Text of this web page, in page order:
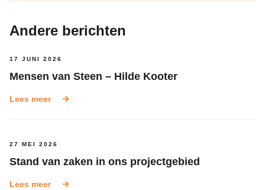
Andere berichten
17 JUNI 2026
Mensen van Steen – Hilde Kooter
Lees meer
27 MEI 2026
Stand van zaken in ons projectgebied
Lees meer